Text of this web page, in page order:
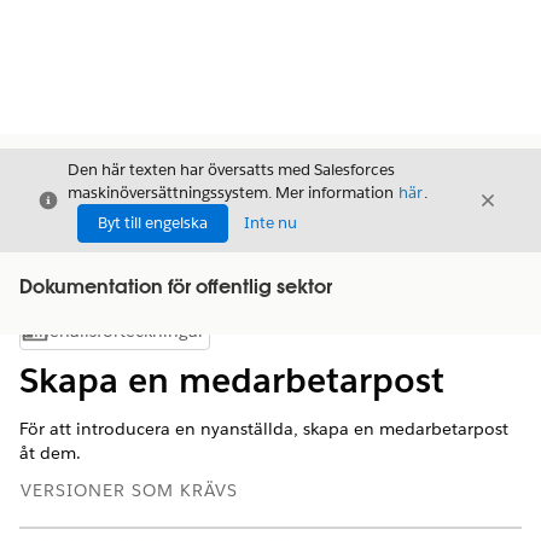
Stäng
Den här texten har översatts med Salesforces
maskinöversättningssystem. Mer information här.
Byt till engelska
Inte nu
Stäng
Dokumentation för offentlig sektor
Visa innehållsförteckning
Innehållsförteckningar
Skapa en medarbetarpost
För att introducera en nyanställda, skapa en medarbetarpost
åt dem.
VERSIONER SOM KRÄVS